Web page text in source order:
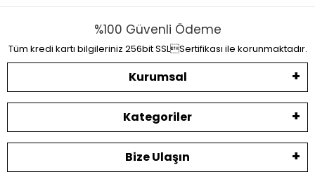
%100 Güvenli Ödeme
Tüm kredi kartı bilgileriniz 256bit SSLSertifikası ile korunmaktadır.
Kurumsal
Kategoriler
Bize Ulaşın